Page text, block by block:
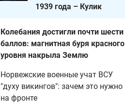
1939 года – Кулик
Колебания достигли почти шести
баллов: магнитная буря красного
уровня накрыла Землю
Норвежские военные учат ВСУ
"духу викингов": зачем это нужно
на фронте